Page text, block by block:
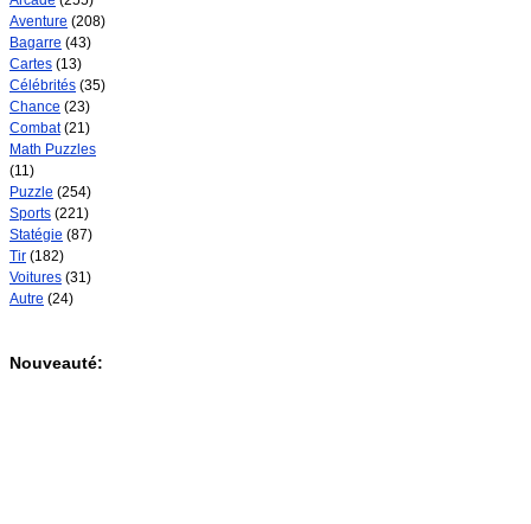
Aventure (208)
Bagarre (43)
Cartes (13)
Célébrités (35)
Chance (23)
Combat(21)
Math Puzzles
(11)
Puzzle (254)
Sports (221)
Statégie (87)
Tir (182)
Voitures (31)
Autre (24)
Nouveauté: